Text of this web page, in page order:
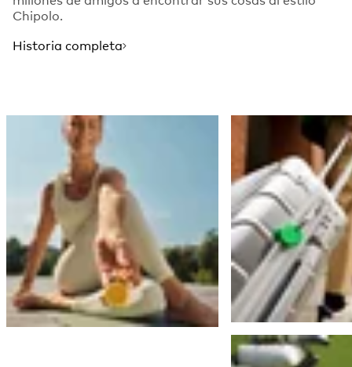
Chipolo.
Historia completa